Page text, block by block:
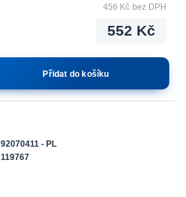
552 Kč
456 Kč bez DPH
Přidat do košíku
92070411 - PL
119767